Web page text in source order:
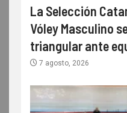
La Selección
Vóley Masculino
triangular ante
7 agosto, 2026